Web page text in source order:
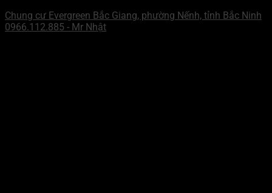
Chung cư Evergreen Bắc Giang, phường Nếnh, tỉnh Bắc Ninh
0966.112.885 - Mr Nhật